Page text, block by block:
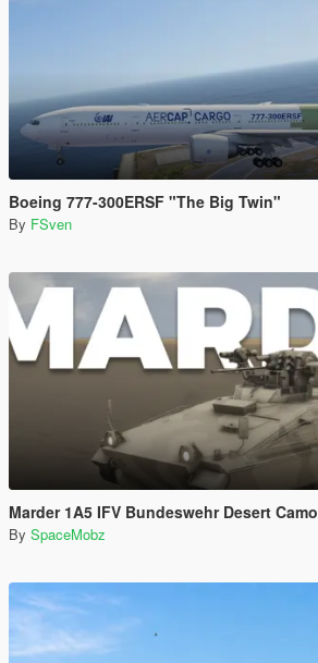
Boeing 777-300ERSF "The Big Twin"
By FSven
Marder 1A5 IFV Bundeswehr Desert Camo
By SpaceMobz